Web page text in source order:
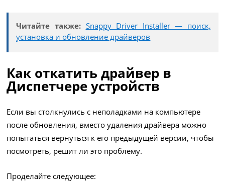
Читайте также: Snappy Driver Installer — поиск,
установка и обновление драйверов
Как откатить драйвер в
Диспетчере устройств
Если вы столкнулись с неполадками на компьютере
после обновления, вместо удаления драйвера можно
попытаться вернуться к его предыдущей версии, чтобы
посмотреть, решит ли это проблему.
Проделайте следующее: